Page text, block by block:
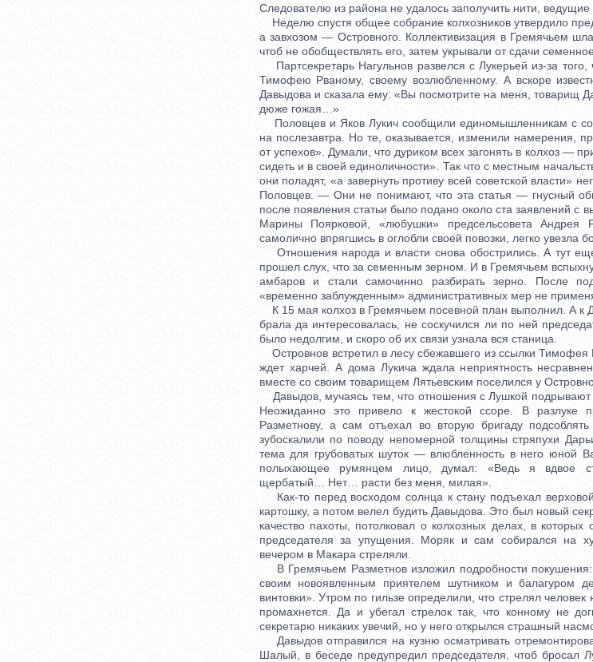
Следователю из района не удалось заполучить нити, ведущие
Неделю спустя общее собрание колхозников утвердило
а завхозом — Островного. Коллективизация в Гремячьем
чтоб не обобществлять его, затем укрывали от сдачи
Партсекретарь Нагульнов развелся с Лукерьей из-за
Тимофею Рваному, своему возлюбленному. А вскоре
Давыдова и сказала ему: «Вы посмотрите на меня, товарищ
дюже гожая…»
Половцев и Яков Лукич сообщили единомышленникам с
на послезавтра. Но те, оказывается, изменили намерения,
от успехов». Думали, что дуриком всех загонять в колхоз —
сидеть и в своей единоличности». Так что с местным
они поладят, «а завернуть противу всей советской власти»
Половцев. — Они не понимают, что эта статья — гнусный
после появления статьи было подано около ста заявлений с
Марины Поярковой, «любушки» предсельсовета Андрея
самолично впрягшись в оглобли своей повозки, легко увезла
Отношения народа и власти снова обострились. А тут
прошел слух, что за семенным зерном. И в Гремячьем
амбаров и стали самочинно разбирать зерно. После
«временно заблужденным» административных мер не
К 15 мая колхоз в Гремячьем посевной план выполнил. А к
брала да интересовалась, не соскучился ли по ней
было недолгим, и скоро об их связи узнала вся станица.
Островнов встретил в лесу сбежавшего из ссылки Тимофея
ждет харчей. А дома Лукича ждала неприятность
вместе со своим товарищем Лятьевским поселился у
Давыдов, мучаясь тем, что отношения с Лушкой подрывают
Неожиданно это привело к жестокой ссоре. В разлуке
Разметнову, а сам отъехал во вторую бригаду
зубоскалили по поводу непомерной толщины стряпухи
тема для грубоватых шуток — влюбленность в него юной
полыхающее румянцем лицо, думал: «Ведь я вдвое
щербатый… Нет… расти без меня, милая».
Как-то перед восходом солнца к стану подъехал
картошку, а потом велел будить Давыдова. Это был новый
качество пахоты, потолковал о колхозных делах, в
председателя за упущения. Моряк и сам собирался на
вечером в Макара стреляли.
В Гремячьем Разметнов изложил подробности
своим новоявленным приятелем шутником и балагуром
винтовки». Утром по гильзе определили, что стрелял
промахнется. Да и убегал стрелок так, что конному не
секретарю никаких увечий, но у него открылся страшный
Давыдов отправился на кузню осматривать
Шалый, в беседе предупредил председателя, чтоб бросал